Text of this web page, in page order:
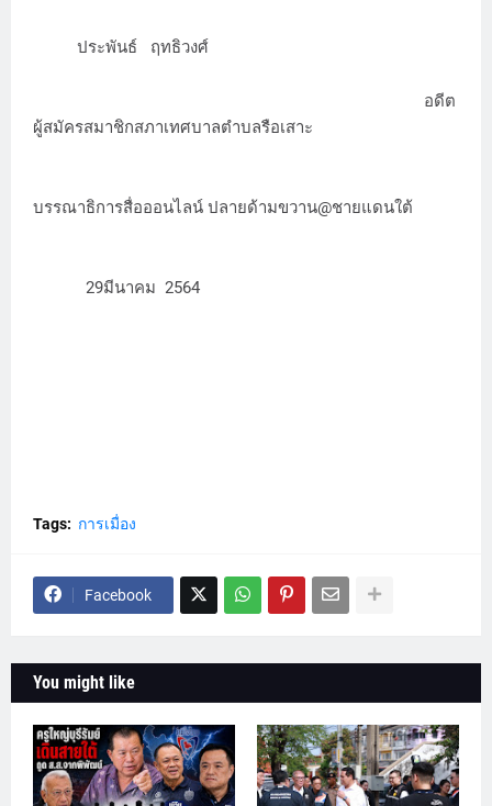
ประพันธ์ ฤทธิวงศ์
อดีต
ผู้สมัครสมาชิกสภาเทศบาลตำบลรือเสาะ
บรรณาธิการสื่อออนไลน์ ปลายด้ามขวาน@ชายแดนใต้
29มีนาคม 2564
Tags: การเมื่อง
Facebook
You might like